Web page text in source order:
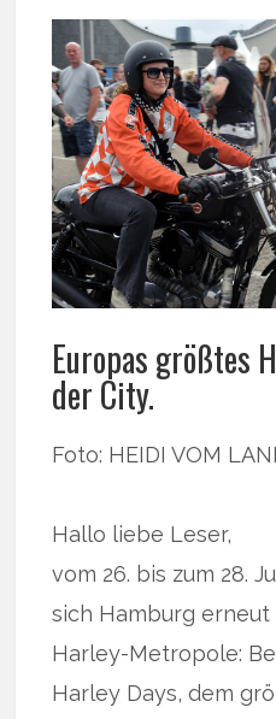
Europas größtes
der City.
Foto: HEIDI VOM
Hallo liebe Leser,
vom 26. bis zum 28.
sich Hamburg
Harley-Metropole:
Harley Days, dem